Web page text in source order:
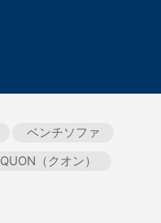
ベンチソファ
QUON（クオン）